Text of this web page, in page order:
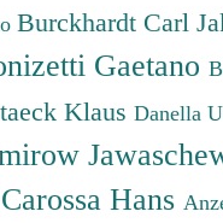
Burckhardt Carl
Gaetano
Klaus Danella
Carossa Hans